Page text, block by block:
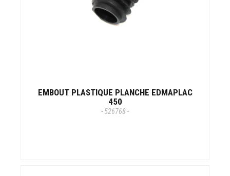
EMBOUT PLASTIQUE PLANCHE EDMAPLAC
450
- 526768 -